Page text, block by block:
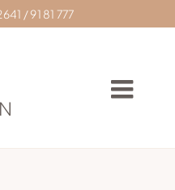
/ 91 81 777